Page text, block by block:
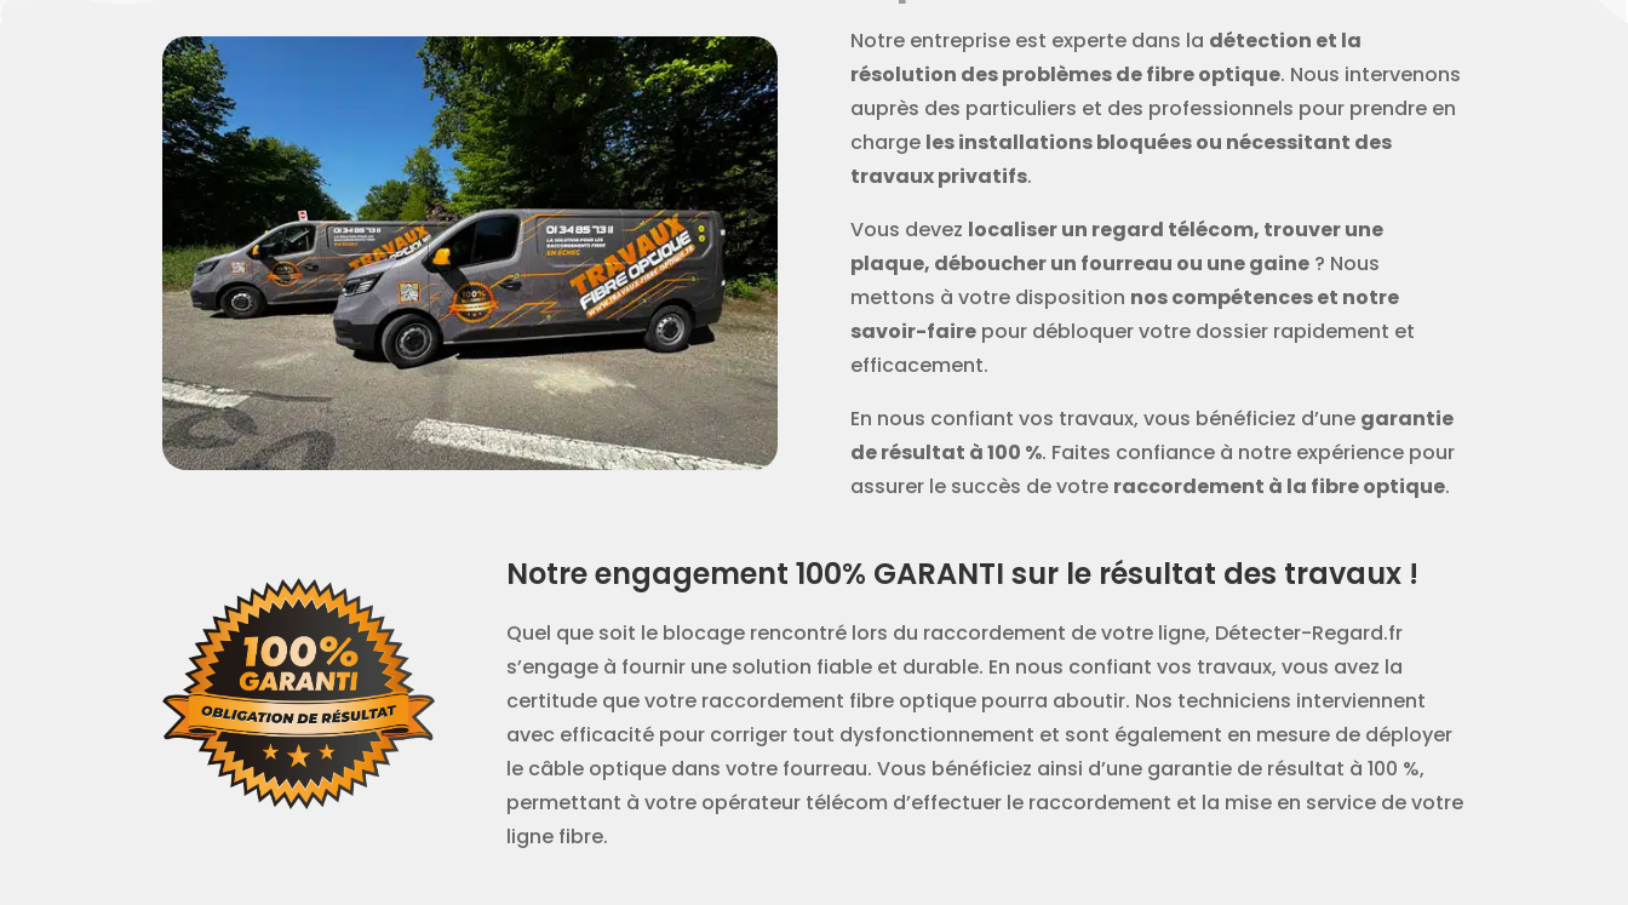
Notre entreprise est experte dans la détection et la
résolution des problèmes de fibre optique. Nous intervenons
auprès des particuliers et des professionnels pour prendre en
charge les installations bloquées ou nécessitant des
travaux privatifs.
Vous devez localiser un regard télécom, trouver une
plaque, déboucher un fourreau ou une gaine? Nous
mettons à votre disposition nos compétences et notre
savoir-fairepour débloquer votre dossier rapidement et
efficacement.
En nous confiant vos travaux, vous bénéficiez d’une garantie
de résultat à 100 %. Faites confiance à notre expérience pour
assurer le succès de votre raccordement à la fibre optique.
Notre engagement 100% GARANTI sur le résultat des travaux !
Quel que soit le blocage rencontré lors du raccordement de votre ligne, Détecter-Regard.fr
s’engage à fournir une solution fiable et durable. En nous confiant vos travaux, vous avez la
certitude que votre raccordement fibre optique pourra aboutir. Nos techniciens interviennent
avec efficacité pour corriger tout dysfonctionnement et sont également en mesure de déployer
le câble optique dans votre fourreau. Vous bénéficiez ainsi d’une garantie de résultat à 100 %,
permettant à votre opérateur télécom d’effectuer le raccordement et la mise en service de votre
ligne fibre.